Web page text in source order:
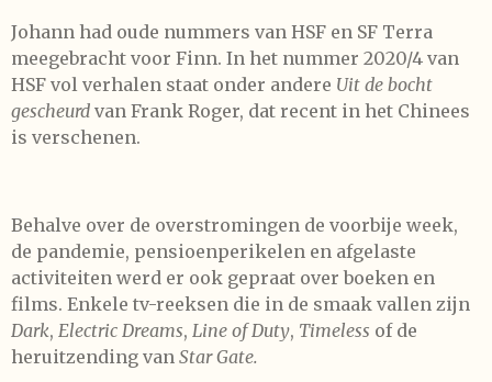
Johann had oude nummers van HSF en SF Terra
meegebracht voor Finn. In het nummer 2020/4 van
HSF vol verhalen staat onder andere Uit de bocht
gescheurd van Frank Roger, dat recent in het Chinees
is verschenen.
Behalve over de overstromingen de voorbije week,
de pandemie, pensioenperikelen en afgelaste
activiteiten werd er ook gepraat over boeken en
films. Enkele tv-reeksen die in de smaak vallen zijn
Dark, Electric Dreams, Line of Duty, Timeless of de
heruitzending van Star Gate.